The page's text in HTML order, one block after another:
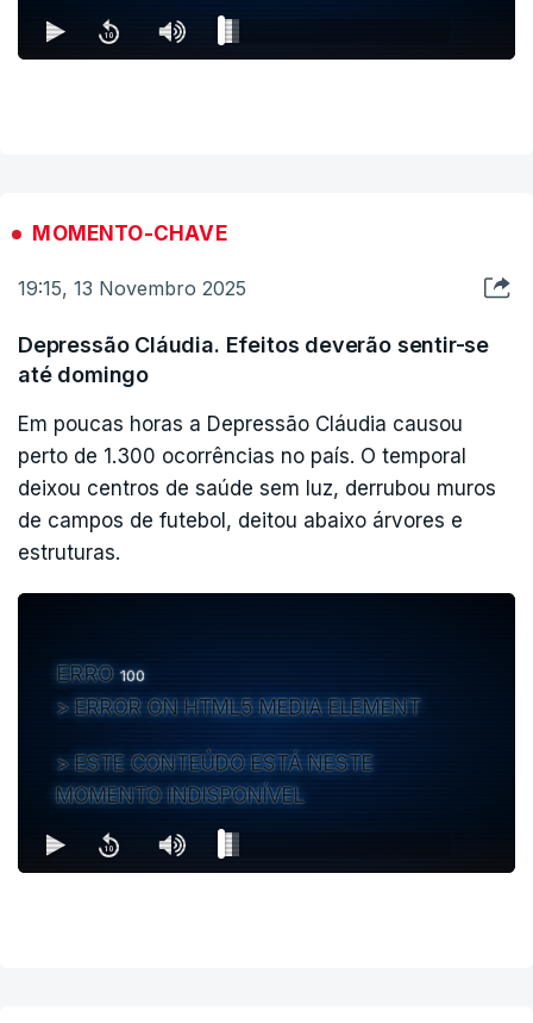
agitação marítima fortes, segundo o Instituto Português do Mar
e da Atmosfera (IPMA).
MOMENTO-CHAVE
19:15, 13 Novembro 2025
Depressão Cláudia. Efeitos deverão sentir-se
até domingo
Em poucas horas a Depressão Cláudia causou
perto de 1.300 ocorrências no país. O temporal
deixou centros de saúde sem luz, derrubou muros
de campos de futebol, deitou abaixo árvores e
estruturas.
ERRO100
ERROR ON HTML5 MEDIA ELEMENT
ESTE CONTEÚDO ESTÁ NESTE
MOMENTO INDISPONÍVEL